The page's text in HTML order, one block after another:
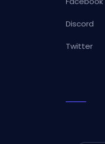
Discord
Twitter